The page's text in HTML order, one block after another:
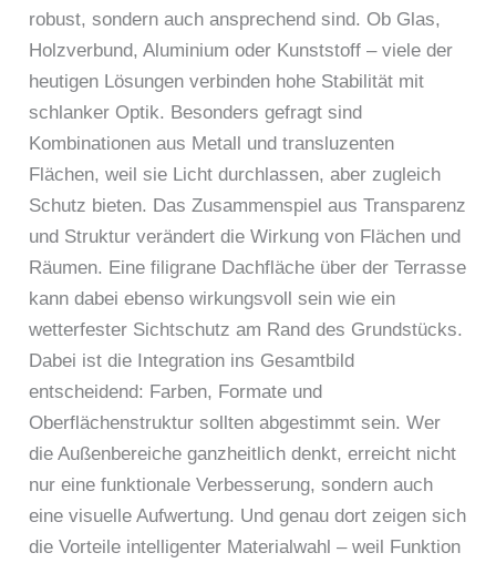
robust, sondern auch ansprechend sind. Ob Glas,
Holzverbund, Aluminium oder Kunststoff – viele der
heutigen Lösungen verbinden hohe Stabilität mit
schlanker Optik. Besonders gefragt sind
Kombinationen aus Metall und transluzenten
Flächen, weil sie Licht durchlassen, aber zugleich
Schutz bieten. Das Zusammenspiel aus Transparenz
und Struktur verändert die Wirkung von Flächen und
Räumen. Eine filigrane Dachfläche über der Terrasse
kann dabei ebenso wirkungsvoll sein wie ein
wetterfester Sichtschutz am Rand des Grundstücks.
Dabei ist die Integration ins Gesamtbild
entscheidend: Farben, Formate und
Oberflächenstruktur sollten abgestimmt sein. Wer
die Außenbereiche ganzheitlich denkt, erreicht nicht
nur eine funktionale Verbesserung, sondern auch
eine visuelle Aufwertung. Und genau dort zeigen sich
die Vorteile intelligenter Materialwahl – weil Funktion